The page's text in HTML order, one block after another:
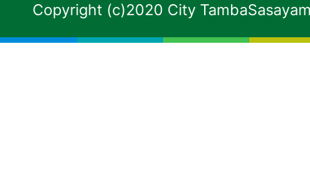
Copyright (c)2020 City